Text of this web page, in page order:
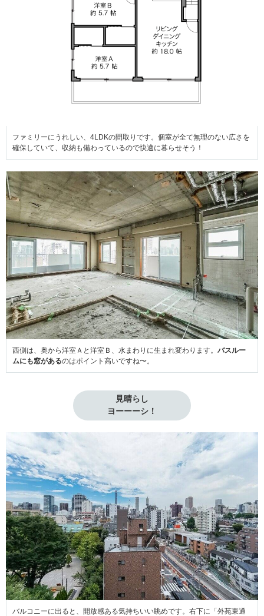
ファミリーにうれしい、4LDKの間取りです。個室が全て無理のない広さを
確保していて、収納も備わっているので快適に暮らせそう！
西側は、奥から洋室Ａと洋室Ｂ、水まわりに生まれ変わります。 バスルー
ムにも窓があるのはポイント高いですね〜。
見晴らし
ヨーーーシ！
バルコニーに出ると、開放感ある気持ちいい眺めです。右下に「外苑東通